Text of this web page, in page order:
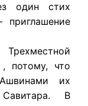
один стих
приглашение
Трехместной
, потому, что
их
В